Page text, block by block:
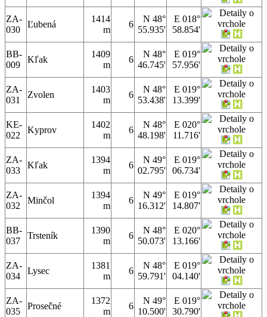
ZA-
030
Ľubená
1414
m
6
N 48°
55.935'
E 018°
58.854'
BB-
009
Kľak
1409
m
6
N 48°
46.745'
E 019°
57.956'
ZA-
031
Zvolen
1403
m
6
N 48°
53.438'
E 019°
13.399'
KE-
022
Kyprov
1402
m
6
N 48°
48.198'
E 020°
11.716'
ZA-
033
Kľak
1394
m
6
N 49°
02.795'
E 019°
06.734'
ZA-
032
Minčol
1394
m
6
N 49°
16.312'
E 019°
14.807'
BB-
037
Trsteník
1390
m
6
N 48°
50.073'
E 020°
13.166'
ZA-
034
Lysec
1381
m
6
N 48°
59.791'
E 019°
04.140'
ZA-
035
Prosečné
1372
m
6
N 49°
10.500'
E 019°
30.790'